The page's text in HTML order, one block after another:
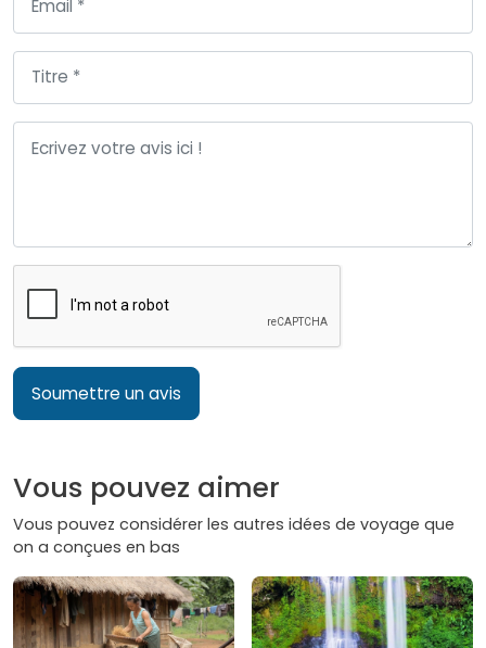
Soumettre un avis
Vous pouvez aimer
Vous pouvez considérer les autres idées de voyage que
on a conçues en bas